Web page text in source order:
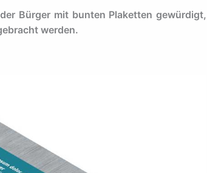
Bürger mit bunten Plaketten gewürdigt,
werden.